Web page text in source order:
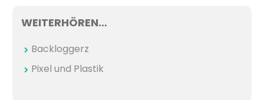
WEITERHÖREN…
Backloggerz
Pixel und Plastik